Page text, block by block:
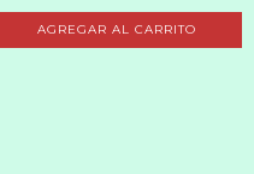
AGREGAR AL CARRITO